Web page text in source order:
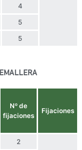
4
5
5
Nº de
fijaciones
Fijaciones
2